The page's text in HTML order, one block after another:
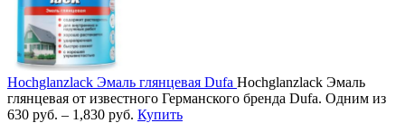
Hochglanzlack Эмаль глянцевая Dufa Hochglanzlack Эмаль
глянцевая от известного Германского бренда Dufa. Одним из
630 руб. – 1,830 руб. Купить